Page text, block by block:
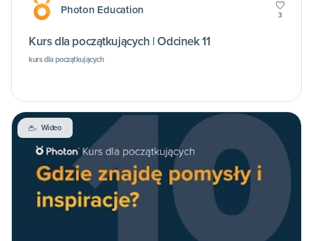
Photon Education 3
Kurs dla początkujących | Odcinek 11
kurs dla początkujących
Wideo